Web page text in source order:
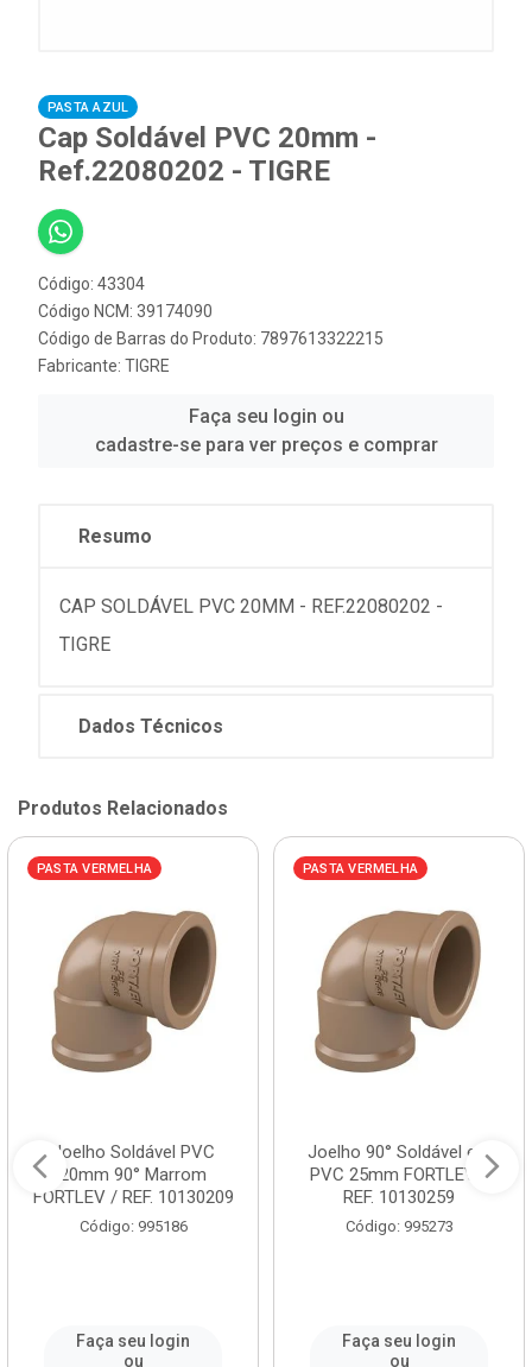
PASTA AZUL
Cap Soldável PVC 20mm -
Ref.22080202 - TIGRE
Código: 43304
Código NCM: 39174090
Código de Barras do Produto: 7897613322215
Fabricante: TIGRE
Faça seu login ou
cadastre-se para ver preços e comprar
Resumo
CAP SOLDÁVEL PVC 20MM - REF.22080202 -
TIGRE
Dados Técnicos
Produtos Relacionados
PASTA VERMELHA
Joelho Soldável PVC
20mm 90° Marrom
FORTLEV / REF. 10130209
Código: 995186
Faça seu login
ou
PASTA VERMELHA
Joelho 90° Soldável em
PVC 25mm FORTLEV /
REF. 10130259
Código: 995273
Faça seu login
ou